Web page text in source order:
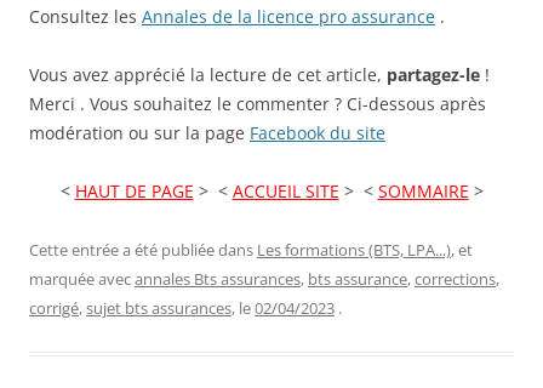
Consultez les Annales de la licence pro assurance .
Vous avez apprécié la lecture de cet article, partagez-le !
Merci . Vous souhaitez le commenter ? Ci-dessous après
modération ou sur la page Facebook du site
< HAUT DE PAGE > < ACCUEIL SITE > < SOMMAIRE >
Cette entrée a été publiée dans Les formations (BTS, LPA...), et
marquée avecannales Bts assurances, bts assurance,corrections,
corrigé,sujet bts assurances, le02/04/2023 .